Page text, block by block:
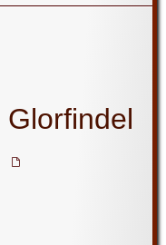
Glorfindel